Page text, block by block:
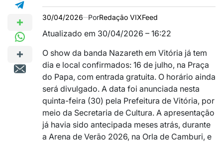
30/04/2026 PorRedação VIXFeed
Atualizado em 30/04/2026 – 16:22
O show da banda Nazareth em Vitória já tem
dia e local confirmados: 16 de julho, na Praça
do Papa, com entrada gratuita. O horário ainda
será divulgado. A data foi anunciada nesta
quinta-feira (30) pela Prefeitura de Vitória, por
meio da Secretaria de Cultura. A apresentação
já havia sido antecipada meses atrás, durante
a Arena de Verão 2026, na Orla de Camburi, e